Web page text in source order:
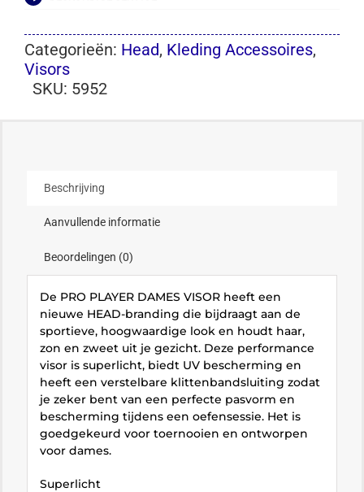
Categorieën: Head, Kleding Accessoires,
Visors
SKU: 5952
Beschrijving
Aanvullende informatie
Beoordelingen (0)
De PRO PLAYER DAMES VISOR heeft een
nieuwe HEAD-branding die bijdraagt aan de
sportieve, hoogwaardige look en houdt haar,
zon en zweet uit je gezicht. Deze performance
visor is superlicht, biedt UV bescherming en
heeft een verstelbare klittenbandsluiting zodat
je zeker bent van een perfecte pasvorm en
bescherming tijdens een oefensessie. Het is
goedgekeurd voor toernooien en ontworpen
voor dames.
Superlicht